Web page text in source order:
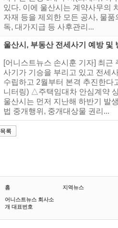
있다. 이에 울산시는 계약사무의
자재 등을 제외한 모든 공사, 물
독, 대가지급 등 사후관리...
울산시, 부동산 전세사기 예방 및
[어니스트뉴스 손시훈 기자] 최근
사기가 기승을 부리고 있고 전세
수립하고 2월부터 본격 추진한
니터링) △주택임대차 안심계약
울산시는 먼저 지난해 하반기 발
법 중개행위, 중개대상물 권리...
목록
홈 지역뉴스
어니스트뉴스 회사소
개 대표번호